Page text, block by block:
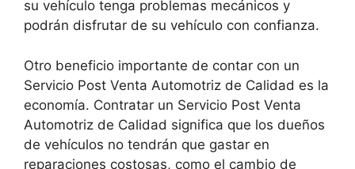
su vehículo tenga problemas mecánicos y
podrán disfrutar de su vehículo con confianza.
Otro beneficio importante de contar con un
Servicio Post Venta Automotriz de Calidad es la
economía. Contratar un Servicio Post Venta
Automotriz de Calidad significa que los dueños
de vehículos no tendrán que gastar en
reparaciones costosas, como el cambio de